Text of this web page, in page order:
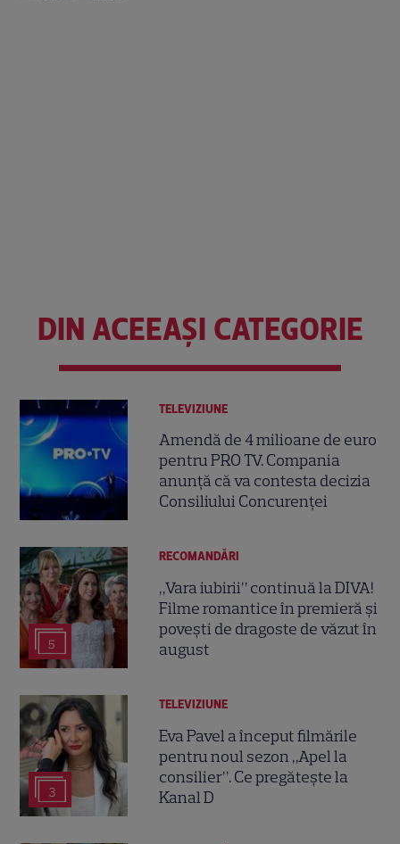
DIN ACEEAȘI CATEGORIE
TELEVIZIUNE
Amendă de 4 milioane de euro
pentru PRO TV. Compania
anunță că va contesta decizia
Consiliului Concurenței
5
RECOMANDĂRI
„Vara iubirii” continuă la DIVA!
Filme romantice în premieră și
povești de dragoste de văzut în
august
3
TELEVIZIUNE
Eva Pavel a început filmările
pentru noul sezon „Apel la
consilier”. Ce pregătește la
Kanal D